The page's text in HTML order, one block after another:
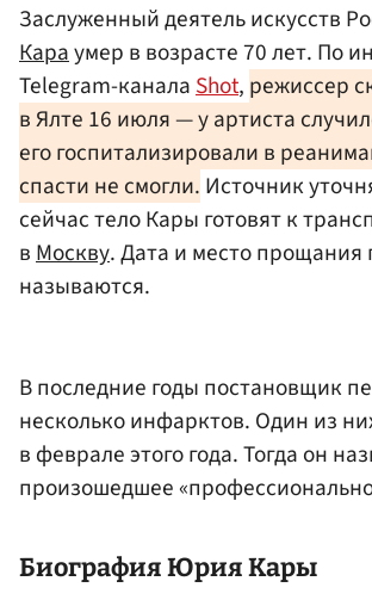
Заслуженный деятель искусств
Караумер в возрасте 70 лет. По
Telegram-каналаShot, режиссер
в Ялте 16 июля — у артиста
его госпитализировали в
спасти не смогли. Источник
сейчас тело Кары готовят к
вМоскву. Дата и место прощания
называются.
В последние годы постановщик
несколько инфарктов. Один из
в феврале этого года. Тогда он
произошедшее
Биография Юрия Кары